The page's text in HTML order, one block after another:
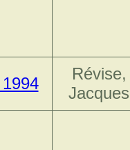
Révise,
Jacques